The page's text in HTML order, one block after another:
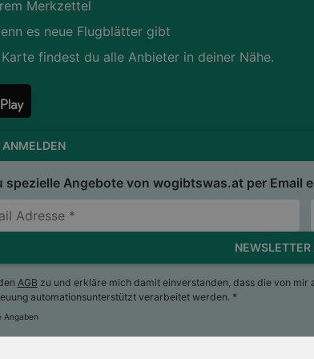
ANMELDEN
spezielle Angebote von wogibtswas.at per Email
AGB zu und erkläre mich damit einverstanden, dass die von
automationsunterstützt verarbeitet werden. *
Angaben
Merkzettel
es neue Flugblätter gibt
findest du alle Anbieter in deiner Nähe.
Impressum Nutzungsbedingungen